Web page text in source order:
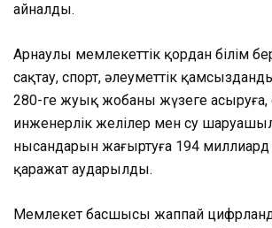
айналды.
Арнаулы мемлекеттік қордан білім
сақтау, спорт, әлеуметтік
280-ге жуық жобаны жүзеге асыруға,
инженерлік желілер мен су
нысандарын жаңғыртуға 194 миллиард
қаражат аударылды.
Мемлекет басшысы жаппай